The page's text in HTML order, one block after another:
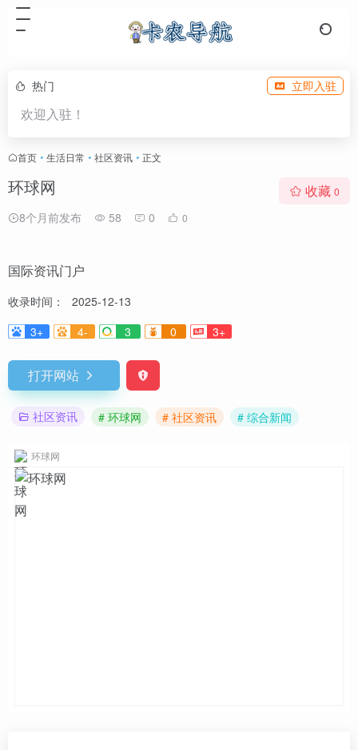
热门 立即入驻
欢迎入驻！
首页 • 生活日常 • 社区资讯 • 正文
环球网
8个月前发布 58 0 0
收藏 0
国际资讯门户
收录时间：
2025-12-13
3+
4- 3 0 3+
打开网站
社区资讯 # 环球网 # 社区资讯 # 综合新闻
环球网